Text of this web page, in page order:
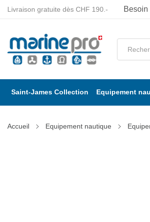
Livraison gratuite dès CHF 190.- Besoin
Saint-James Collection Equipement
Accueil Equipement nautique